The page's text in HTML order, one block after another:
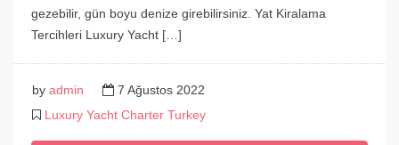
gezebilir, gün boyu denize girebilirsiniz. Yat Kiralama
Tercihleri Luxury Yacht […]
by admin
7 Ağustos 2022
Luxury Yacht Charter Turkey